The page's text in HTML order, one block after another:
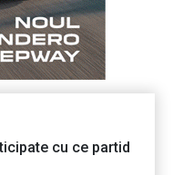
cu ce partid